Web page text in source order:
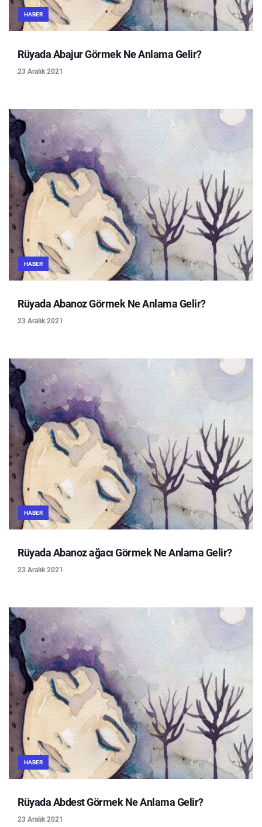
HABER
Rüyada Abajur Görmek Ne Anlama Gelir?
23 Aralık 2021
HABER
Rüyada Abanoz Görmek Ne Anlama Gelir?
23 Aralık 2021
HABER
Rüyada Abanoz ağacı Görmek Ne Anlama Gelir?
23 Aralık 2021
HABER
Rüyada Abdest Görmek Ne Anlama Gelir?
23 Aralık 2021